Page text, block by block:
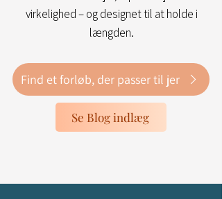
virkelighed – og designet til at holde i
længden.
Find et forløb, der passer til jer
Se Blog indlæg